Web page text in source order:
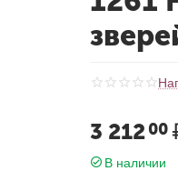
3 21200
В наличии